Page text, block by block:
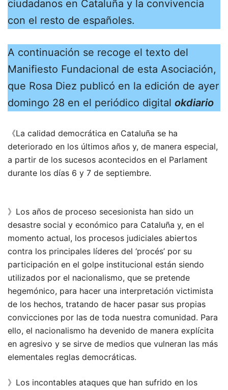
ciudadanos en Cataluña y la convivencia
con el resto de españoles.
A continuación se recoge el texto del
Manifiesto Fundacional de esta Asociación,
que Rosa Diez publicó en la edición de ayer
domingo 28 en el periódico digital okdiario
《La calidad democrática en Cataluña se ha
deteriorado en los últimos años y, de manera especial,
a partir de los sucesos acontecidos en el Parlament
durante los días 6 y 7 de septiembre.
》Los años de proceso secesionista han sido un
desastre social y económico para Cataluña y, en el
momento actual, los procesos judiciales abiertos
contra los principales líderes del ‘procés’ por su
participación en el golpe institucional están siendo
utilizados por el nacionalismo, que se pretende
hegemónico, para hacer una interpretación victimista
de los hechos, tratando de hacer pasar sus propias
convicciones por las de toda nuestra comunidad. Para
ello, el nacionalismo ha devenido de manera explícita
en agresivo y se sirve de medios que vulneran las más
elementales reglas democráticas.
》Los incontables ataques que han sufrido en los